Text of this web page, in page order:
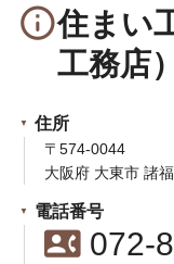
info_outline住まい
工務店）
住所
〒574-0044
大阪府 大東市 諸
電話番号
contact_phone072-